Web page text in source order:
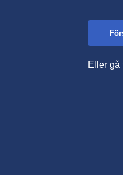
Eller gå